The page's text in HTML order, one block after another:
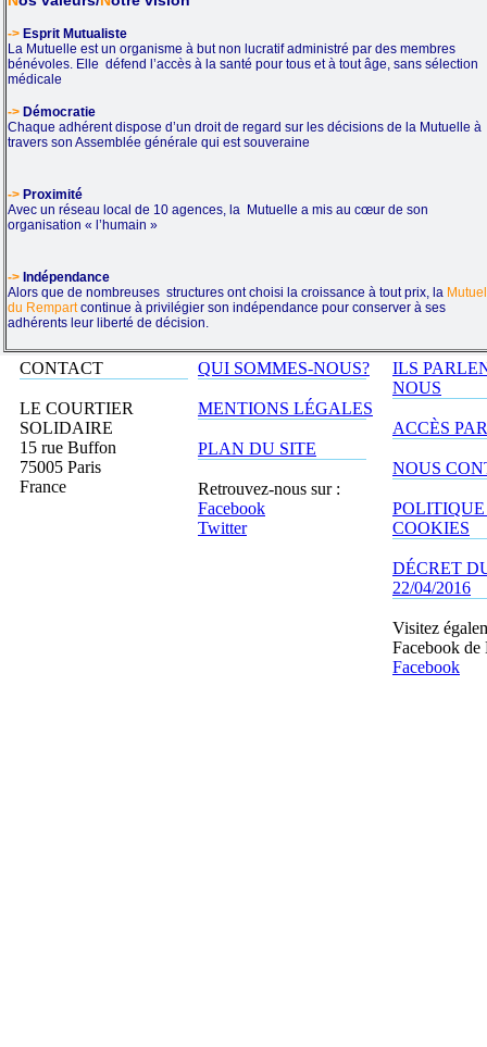
-> Esprit Mutualiste
La Mutuelle est un organisme à but non lucratif administré par des membres
bénévoles. Elle défend l’accès à la santé pour tous et à tout âge, sans sélection
médicale
-> Démocratie
Chaque adhérent dispose d’un droit de regard sur les décisions de la Mutuelle à
travers son Assemblée générale qui est souveraine
-> Proximité
Avec un réseau local de 10 agences, la Mutuelle a mis au cœur de son
organisation « l’humain »
-> Indépendance
Alors que de nombreuses structures ont choisi la croissance à tout prix, la
du Rempartcontinue à privilégier son indépendance pour conserver à ses
adhérents leur liberté de décision.
CONTACT
LE COURTIER
SOLIDAIRE
15 rue Buffon
75005 Paris
France
QUI SOMMES-NOUS?
MENTIONS LÉGALES
PLAN DU SITE
Retrouvez-nous sur :
Facebook
Twitter
ILS
NOUS
ACCÈS
NOUS
COOKIES
DÉCRET
22/04/2016
Visitez
Facebook
Facebook